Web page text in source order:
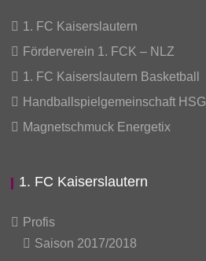
1. FC Kaiserslautern
Förderverein 1. FCK – NLZ
1. FC Kaiserslautern Basketball
Handballspielgemeinschaft HSG
Magnetschmuck Energetix
1. FC Kaiserslautern
Profis
Saison 2017/2018